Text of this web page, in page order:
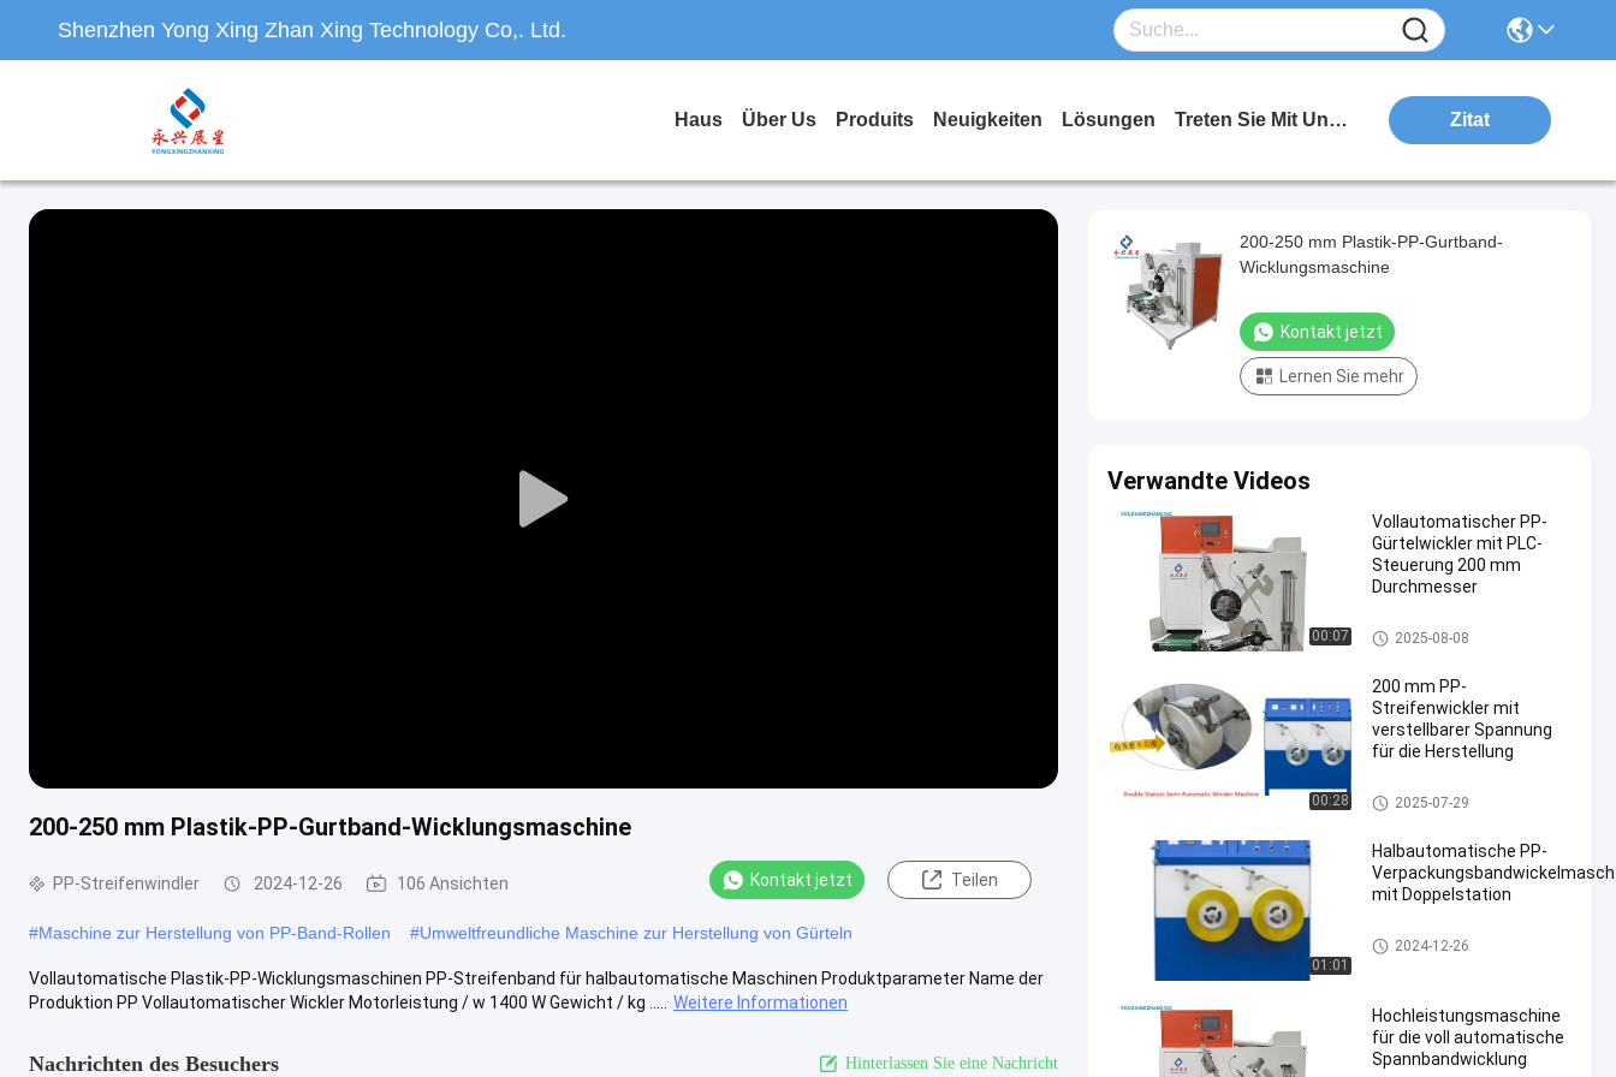
Shenzhen Yong Xing Zhan Xing Technology Co,. Ltd.
Haus Über Us Produits Neuigkeiten Lösungen Treten Sie Mit Uns In Verbindung Zitat
Play
200-250 mm Plastik-PP-Gurtband-Wicklungsmaschine
PP-Streifenwindler 2024-12-26 106 Ansichten Kontakt jetzt Teilen
#Maschine zur Herstellung von PP-Band-Rollen #Umweltfreundliche Maschine zur Herstellung von Gürteln
Vollautomatische Plastik-PP-Wicklungsmaschinen PP-Streifenband für halbautomatische Maschinen Produktparameter Name der
Produktion PP Vollautomatischer Wickler Motorleistung / w 1400 W Gewicht / kg .....
Weitere Informationen
Nachrichten des Besuchers Hinterlassen Sie eine Nachricht
200-250 mm Plastik-PP-Gurtband-
Wicklungsmaschine
Kontakt jetzt
Lernen Sie mehr
Verwandte Videos
00:07
Vollautomatischer PP-
Gürtelwickler mit PLC-
Steuerung 200 mm
Durchmesser
PP-Streifenwindler
2025-08-08
00:28
200 mm PP-
Streifenwickler mit
verstellbarer Spannung
für die Herstellung
PP-Streifenwindler
2025-07-29
01:01
Halbautomatische PP-
mit Doppelstation
PP-Streifenwindler
2024-12-26
Hochleistungsmaschine
für die voll automatische
Spannbandwicklung